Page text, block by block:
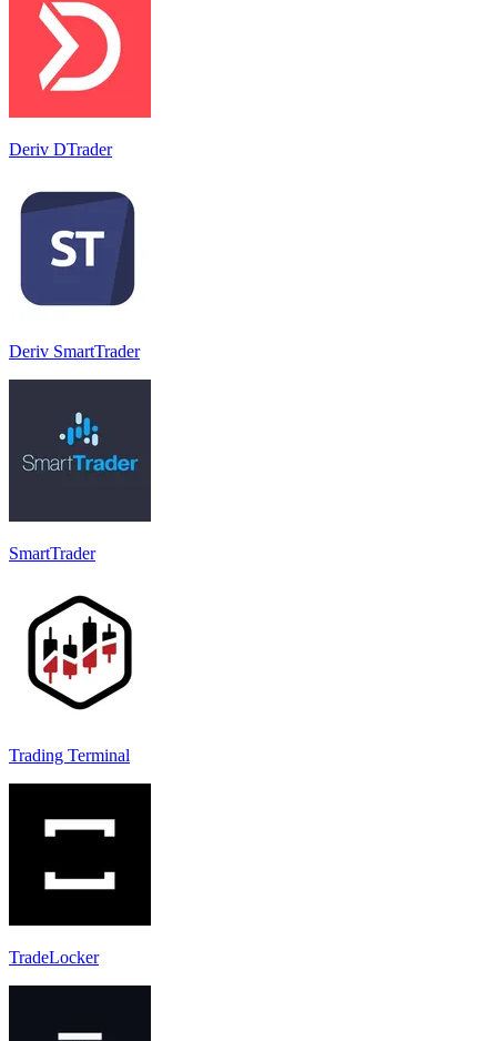
Deriv DTrader
Deriv SmartTrader
SmartTrader
Trading Terminal
TradeLocker